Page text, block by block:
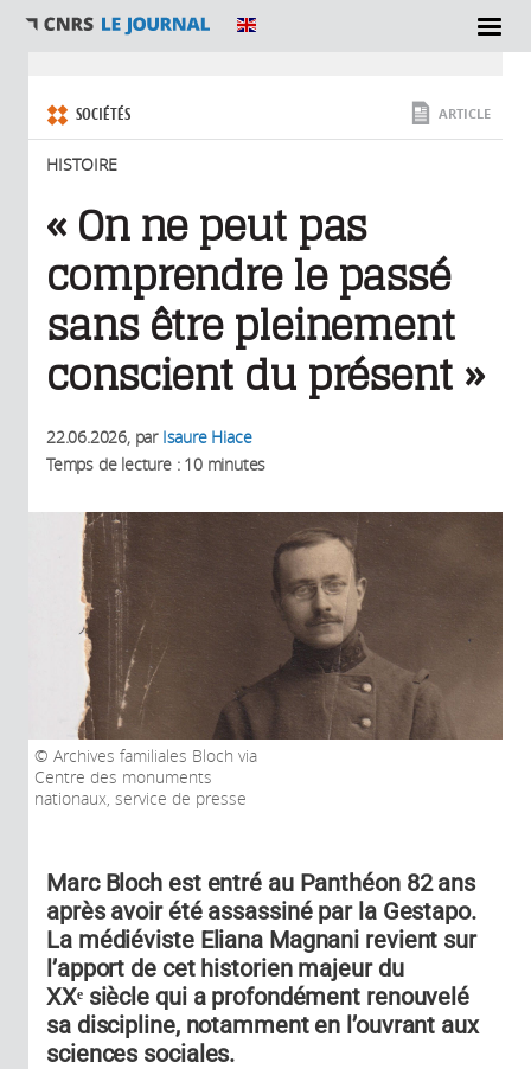
SECTIONS
SOCIÉTÉS
HISTOIRE
ARTICLE
« On ne peut pas
comprendre le passé
sans être pleinement
conscient du présent »
22.06.2026, par Isaure Hiace
Temps de lecture : 10 minutes
Archives familiales Bloch via
Centre des monuments
nationaux, service de presse
Marc Bloch est entré au Panthéon 82 ans
après avoir été assassiné par la Gestapo.
La médiéviste Eliana Magnani revient sur
l’apport de cet historien majeur du
XXᵉ siècle qui a profondément renouvelé
sa discipline, notamment en l’ouvrant aux
sciences sociales.